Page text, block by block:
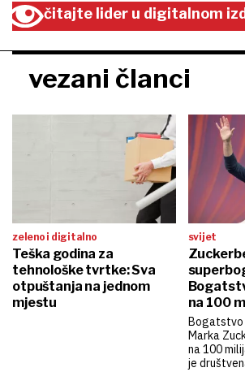
čitajte lider u digitalnom
vezani članci
zeleno i digitalno
Teška godina za
tehnološke tvrtke: Sva
otpuštanja na jednom
mjestu
svijet
na 100
Bogatstvo
Marka
na 100
je